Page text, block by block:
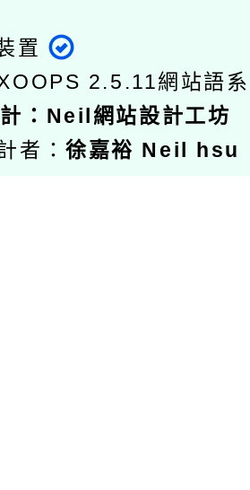
置
2.5.11網站語
： Neil網站設計工坊
者：徐嘉裕 Neil hsu